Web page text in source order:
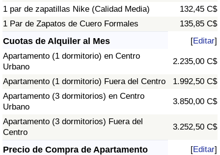
1 par de zapatillas Nike (Calidad Media)
132,45 C$
1 Par de Zapatos de Cuero Formales
135,85 C$
Cuotas de Alquiler al Mes [Editar]
Apartamento (1 dormitorio) en Centro
Urbano
2.235,00 C$
Apartamento (1 dormitorio) Fuera del Centro
1.992,50 C$
Apartamento (3 dormitorios) en Centro
Urbano
3.850,00 C$
Apartamento (3 dormitorios) Fuera del
Centro
3.252,50 C$
Precio de Compra de Apartamento [Editar]